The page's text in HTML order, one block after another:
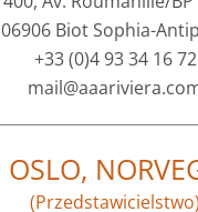
06906 Biot Sophia-
+33 (0)4 93 34 16 72
OSLO,
(Przedstawicielstwo)